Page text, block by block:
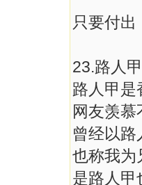
只要付出
23.路人甲
路人甲是
网友羡慕
曾经以
也称我为
是路人甲